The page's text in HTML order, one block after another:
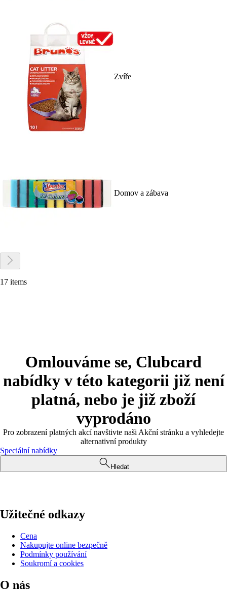
Zvíře
Domov a zábava
17 items
Omlouváme se, Clubcard
nabídky v této kategorii již není
platná, nebo je již zboží
vyprodáno
Pro zobrazení platných akcí navštivte naši Akční stránku a vyhledejte
alternativní produkty
Speciální nabídky
Hledat
Užitečné odkazy
Cena
Nakupujte online bezpečně
Podmínky používání
Soukromí a cookies
O nás